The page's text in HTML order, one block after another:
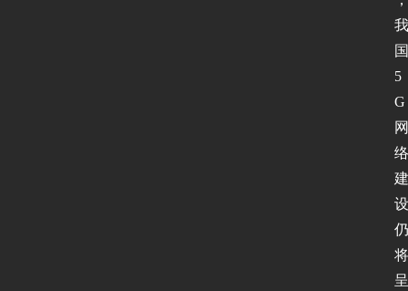
我
国
5
G
网
络
建
设
仍
将
呈